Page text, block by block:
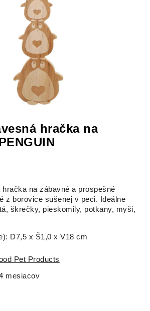
hračka na
hračka na zábavné a prospešné
z borovice sušenej v peci.
Ideálne
škrečky, pieskomily, potkany, myši,
D7,5 x Š1,0 x V18 cm
Pet Products
mesiacov